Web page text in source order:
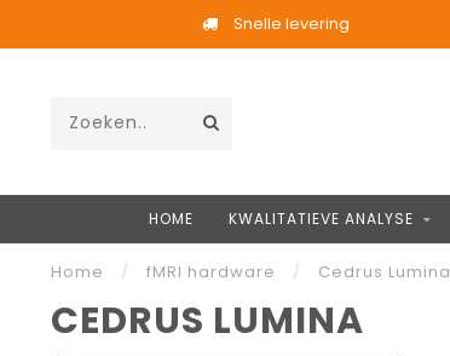
Snelle levering
HOME KWALITATIEVE ANALYSE
Home / fMRI hardware / Cedrus Lumina
CEDRUS LUMINA